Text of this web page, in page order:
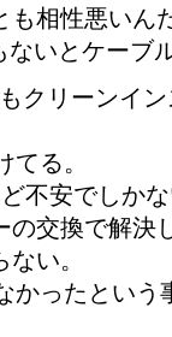
も相性悪いん
いとケーブ
クリーンイ
る。
不安でしか
の交換で解決
い。
かったとい